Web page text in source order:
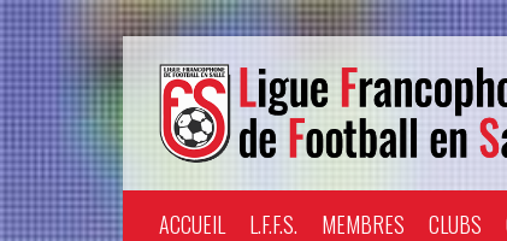
ACCUEIL L.F.F.S. MEMBRES CLUBS